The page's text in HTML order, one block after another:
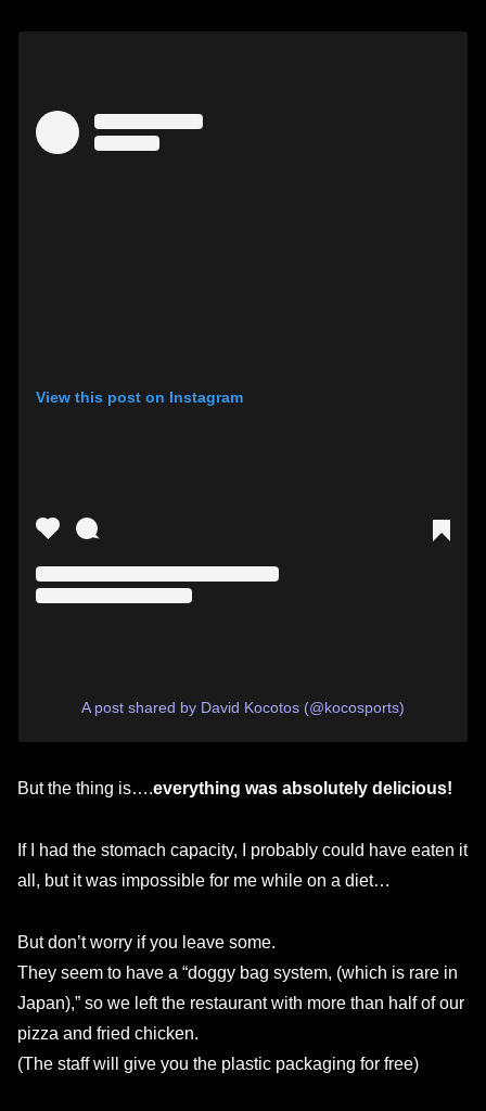
View this post on Instagram
A post shared by David Kocotos (@kocosports)
But the thing is….everything was absolutely delicious!
If I had the stomach capacity, I probably could have eaten it
all, but it was impossible for me while on a diet…
But don’t worry if you leave some.
They seem to have a “doggy bag system, (which is rare in
Japan),” so we left the restaurant with more than half of our
pizza and fried chicken.
(The staff will give you the plastic packaging for free)